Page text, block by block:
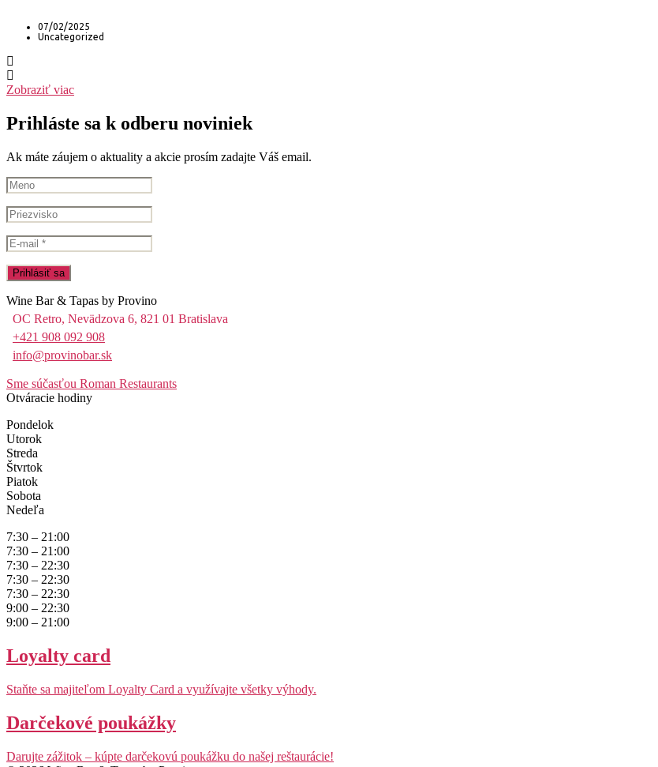
07/02/2025
Uncategorized
Zobraziť viac
Prihláste sa k odberu noviniek
Ak máte záujem o aktuality a akcie prosím zadajte Váš email.
Wine Bar & Tapas by Provino
OC Retro, Nevädzova 6, 821 01 Bratislava
+421 908 092 908
info@provinobar.sk
Sme súčasťou Roman Restaurants
Otváracie hodiny
Pondelok
Utorok
Streda
Štvrtok
Piatok
Sobota
Nedeľa
7:30 – 21:00
7:30 – 21:00
7:30 – 22:30
7:30 – 22:30
7:30 – 22:30
9:00 – 22:30
9:00 – 21:00
Loyalty card
Staňte sa majiteľom Loyalty Card a využívajte všetky výhody.
Darčekové poukážky
Darujte zážitok – kúpte darčekovú poukážku do našej reštaurácie!